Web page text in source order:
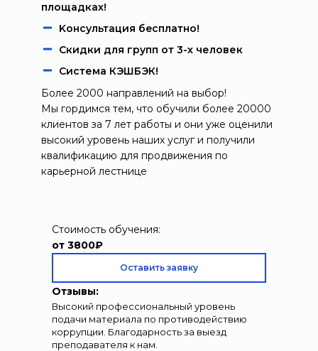
площадках!
Kонcультация бecплaтно!
Скидки для групп от 3-х человек
Система КЭШБЭК!
Более 2000 направлений на выбор!
Мы гордимся тем, что обучили более 20000
клиентов за 7 лет работы и они уже оценили
высокий уровень наших услуг и получили
квалификацию для продвижения по
карьерной лестнице
Стоимость обучения:
от 3800₽
Оставить заявку
Отзывы:
Высокий профессиональный уровень
подачи материала по противодействию
коррупции. Благодарность за выезд
преподавателя к нам.